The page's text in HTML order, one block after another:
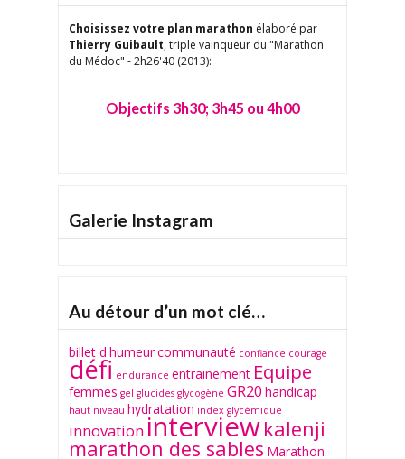
Choisissez votre plan marathon élaboré par
Thierry Guibault, triple vainqueur du "Marathon
du Médoc" - 2h26'40 (2013):
Objectifs 3h30; 3h45 ou 4h00
Galerie Instagram
TAP
Au détour d’un mot clé…
billet d'humeurcommunauté confiance courage
défi endurance entrainement Equipe
femmes gel glucides glycogène GR20 handicap
haut niveau hydratation index glycémique
innovation interviewkalenji
marathon des sables Marathon